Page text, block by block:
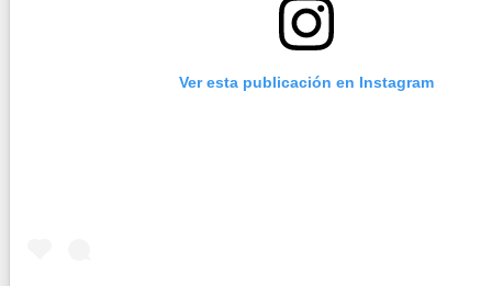
Ver esta publicación en Instagram